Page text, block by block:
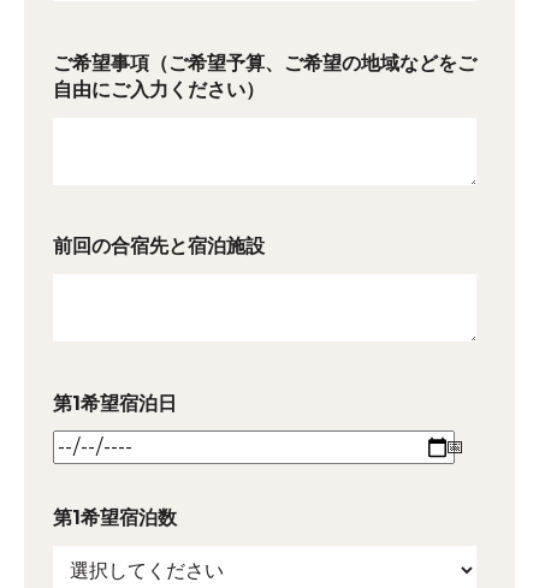
ご希望事項（ご希望予算、ご希望の地域などをご
自由にご入力ください）
前回の合宿先と宿泊施設
第1希望宿泊日
第1希望宿泊数